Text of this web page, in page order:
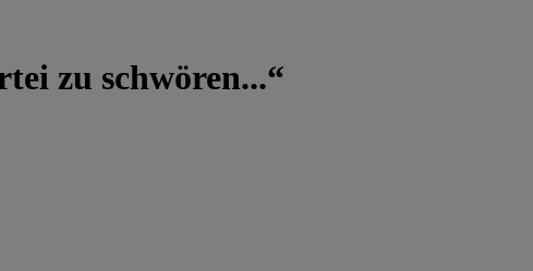
zu schwören...“